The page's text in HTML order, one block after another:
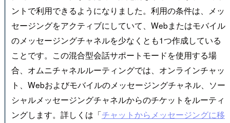
ントで利用できるようになりました。利用の条件は、メッ
セージングをアクティブにしていて、Webまたはモバイル
のメッセージングチャネルを少なくとも1つ作成している
ことです。この混合型会話サポートモードを使用する場
合、オムニチャネルルーティングでは、オンラインチャッ
ト、Webおよびモバイルのメッセージングチャネル、ソー
シャルメッセージングチャネルからのチケットをルーティ
ングします。詳しくは「チャットからメッセージングに移